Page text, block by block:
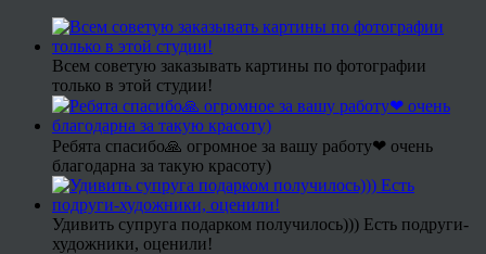
Всем советую заказывать картины по фотографии
только в этой студии!
Ребята спасибо🙏 огромное за вашу работу❤ очень
благодарна за такую красоту)
Удивить супруга подарком получилось))) Есть подруги-
художники, оценили!